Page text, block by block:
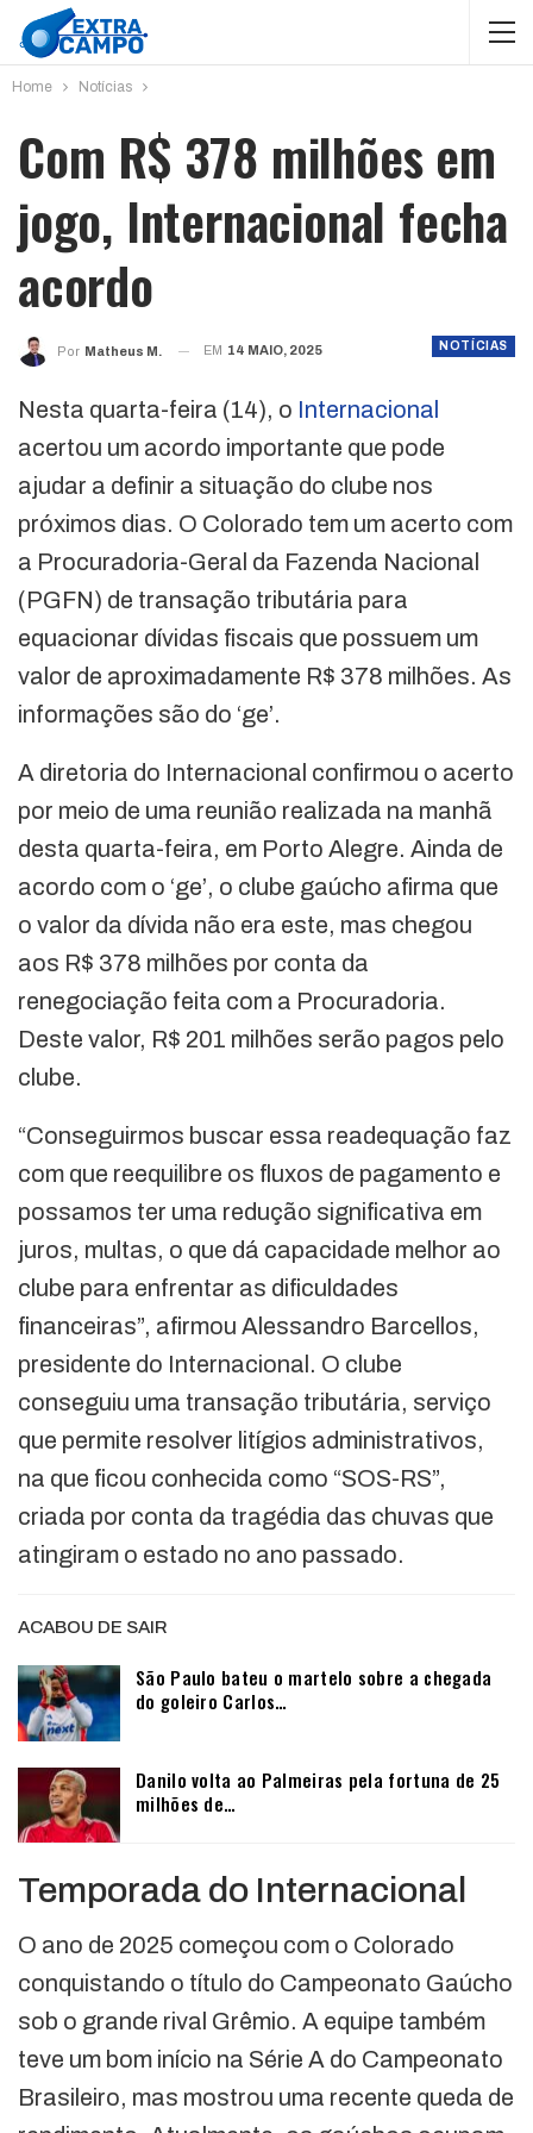
Home Notícias
Com R$ 378 milhões em
jogo, Internacional fecha
acordo
NOTÍCIAS
Por Matheus M. EM 14 MAIO, 2025
Nesta quarta-feira (14), o Internacional
acertou um acordo importante que pode
ajudar a definir a situação do clube nos
próximos dias. O Colorado tem um acerto com
a Procuradoria-Geral da Fazenda Nacional
(PGFN) de transação tributária para
equacionar dívidas fiscais que possuem um
valor de aproximadamente R$ 378 milhões. As
informações são do ‘ge’.
A diretoria do Internacional confirmou o acerto
por meio de uma reunião realizada na manhã
desta quarta-feira, em Porto Alegre. Ainda de
acordo com o ‘ge’, o clube gaúcho afirma que
o valor da dívida não era este, mas chegou
aos R$ 378 milhões por conta da
renegociação feita com a Procuradoria.
Deste valor, R$ 201 milhões serão pagos pelo
clube.
“Conseguirmos buscar essa readequação faz
com que reequilibre os fluxos de pagamento e
possamos ter uma redução significativa em
juros, multas, o que dá capacidade melhor ao
clube para enfrentar as dificuldades
financeiras”, afirmou Alessandro Barcellos,
presidente do Internacional. O clube
conseguiu uma transação tributária, serviço
que permite resolver litígios administrativos,
na que ficou conhecida como “SOS-RS”,
criada por conta da tragédia das chuvas que
atingiram o estado no ano passado.
ACABOU DE SAIR
São Paulo bateu o martelo sobre a chegada
do goleiro Carlos…
Danilo volta ao Palmeiras pela fortuna de 25
milhões de…
Temporada do Internacional
O ano de 2025 começou com o Colorado
conquistando o título do Campeonato Gaúcho
sob o grande rival Grêmio. A equipe também
teve um bom início na Série A do Campeonato
Brasileiro, mas mostrou uma recente queda de